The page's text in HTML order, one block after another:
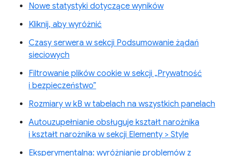
Nowe statystyki dotyczące wyników
Kliknij, aby wyróżnić
Czasy serwera w sekcji Podsumowanie żądań
sieciowych
Filtrowanie plików cookie w sekcji „Prywatność
i bezpieczeństwo”
Rozmiary w kB w tabelach na wszystkich panelach
Autouzupełnianie obsługuje kształt narożnika
i kształt narożnika w sekcji Elementy > Style
Eksperymentalna: wyróżnianie problemów z